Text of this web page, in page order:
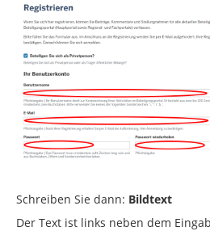
Schreiben Sie dann: Bildtext
Der Text ist links neben dem